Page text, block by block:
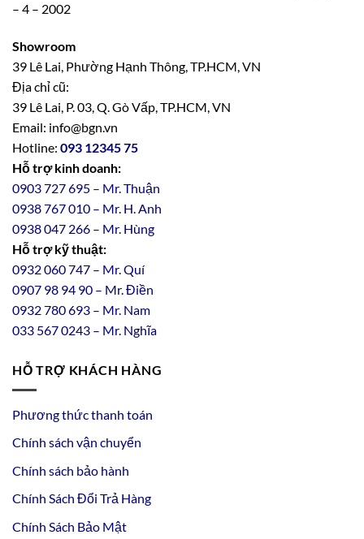
– 4 – 2002
Showroom
39 Lê Lai, Phường Hạnh Thông, TP.HCM, VN
Địa chỉ cũ:
39 Lê Lai, P. 03, Q. Gò Vấp, TP.HCM, VN
Email: info@bgn.vn
Hotline: 093 12345 75
Hỗ trợ kinh doanh:
0903 727 695 – Mr. Thuận
0938 767 010 – Mr. H. Anh
0938 047 266 – Mr. Hùng
Hỗ trợ kỹ thuật:
0932 060 747 – Mr. Quí
0907 98 94 90 – Mr. Điền
0932780693 – Mr. Nam
033 567 0243 – Mr. Nghĩa
HỖ TRỢ KHÁCH HÀNG
Phương thức thanh toán
Chính sách vận chuyển
Chính sách bảo hành
Chính Sách Đổi Trả Hàng
Chính Sách Bảo Mật